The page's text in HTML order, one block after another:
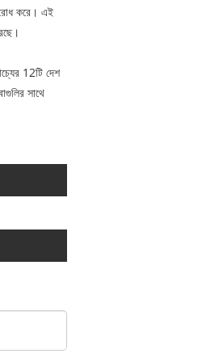
রোধ করে। এই
12টি দেশ
সাথে